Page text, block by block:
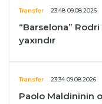
Transfer 23:48 09.08.2026
“Barselona”
yaxındır
Transfer 23:34 09.08.2026
Paolo Maldininin